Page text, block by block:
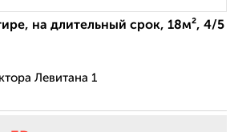
на длительный срок, 18м², 4/5
Левитана 1